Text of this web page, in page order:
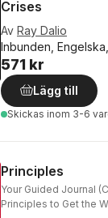
Crises
Av Ray Dalio
Inbunden,
571 kr
Lägg till
Skickas inom 3-6
Principles
Your Guided Journal
Principles to Get the